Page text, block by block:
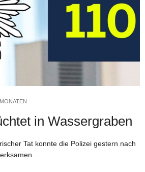
in Wassergraben
Tat konnte die Polizei gestern nach